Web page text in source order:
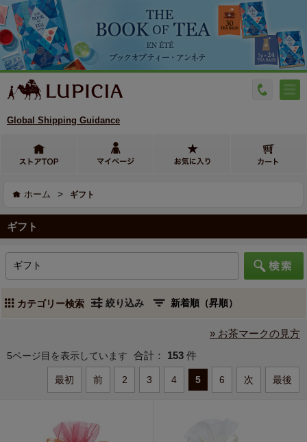
Global Shipping Guidance
ホーム > ギフト
ギフト
カテゴリー検索 絞り込み
» お茶マークの見方
5ページ目を表示しています 合計： 153 件
最初 前 2 3 4 5 6 次 最後